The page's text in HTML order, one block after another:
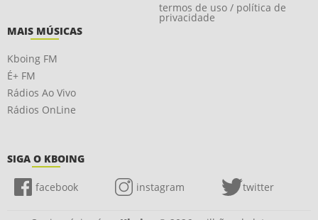
termos de uso / política de
privacidade
MAIS MÚSICAS
Kboing FM
É+ FM
Rádios Ao Vivo
Rádios OnLine
SIGA O KBOING
facebook instagram twitter